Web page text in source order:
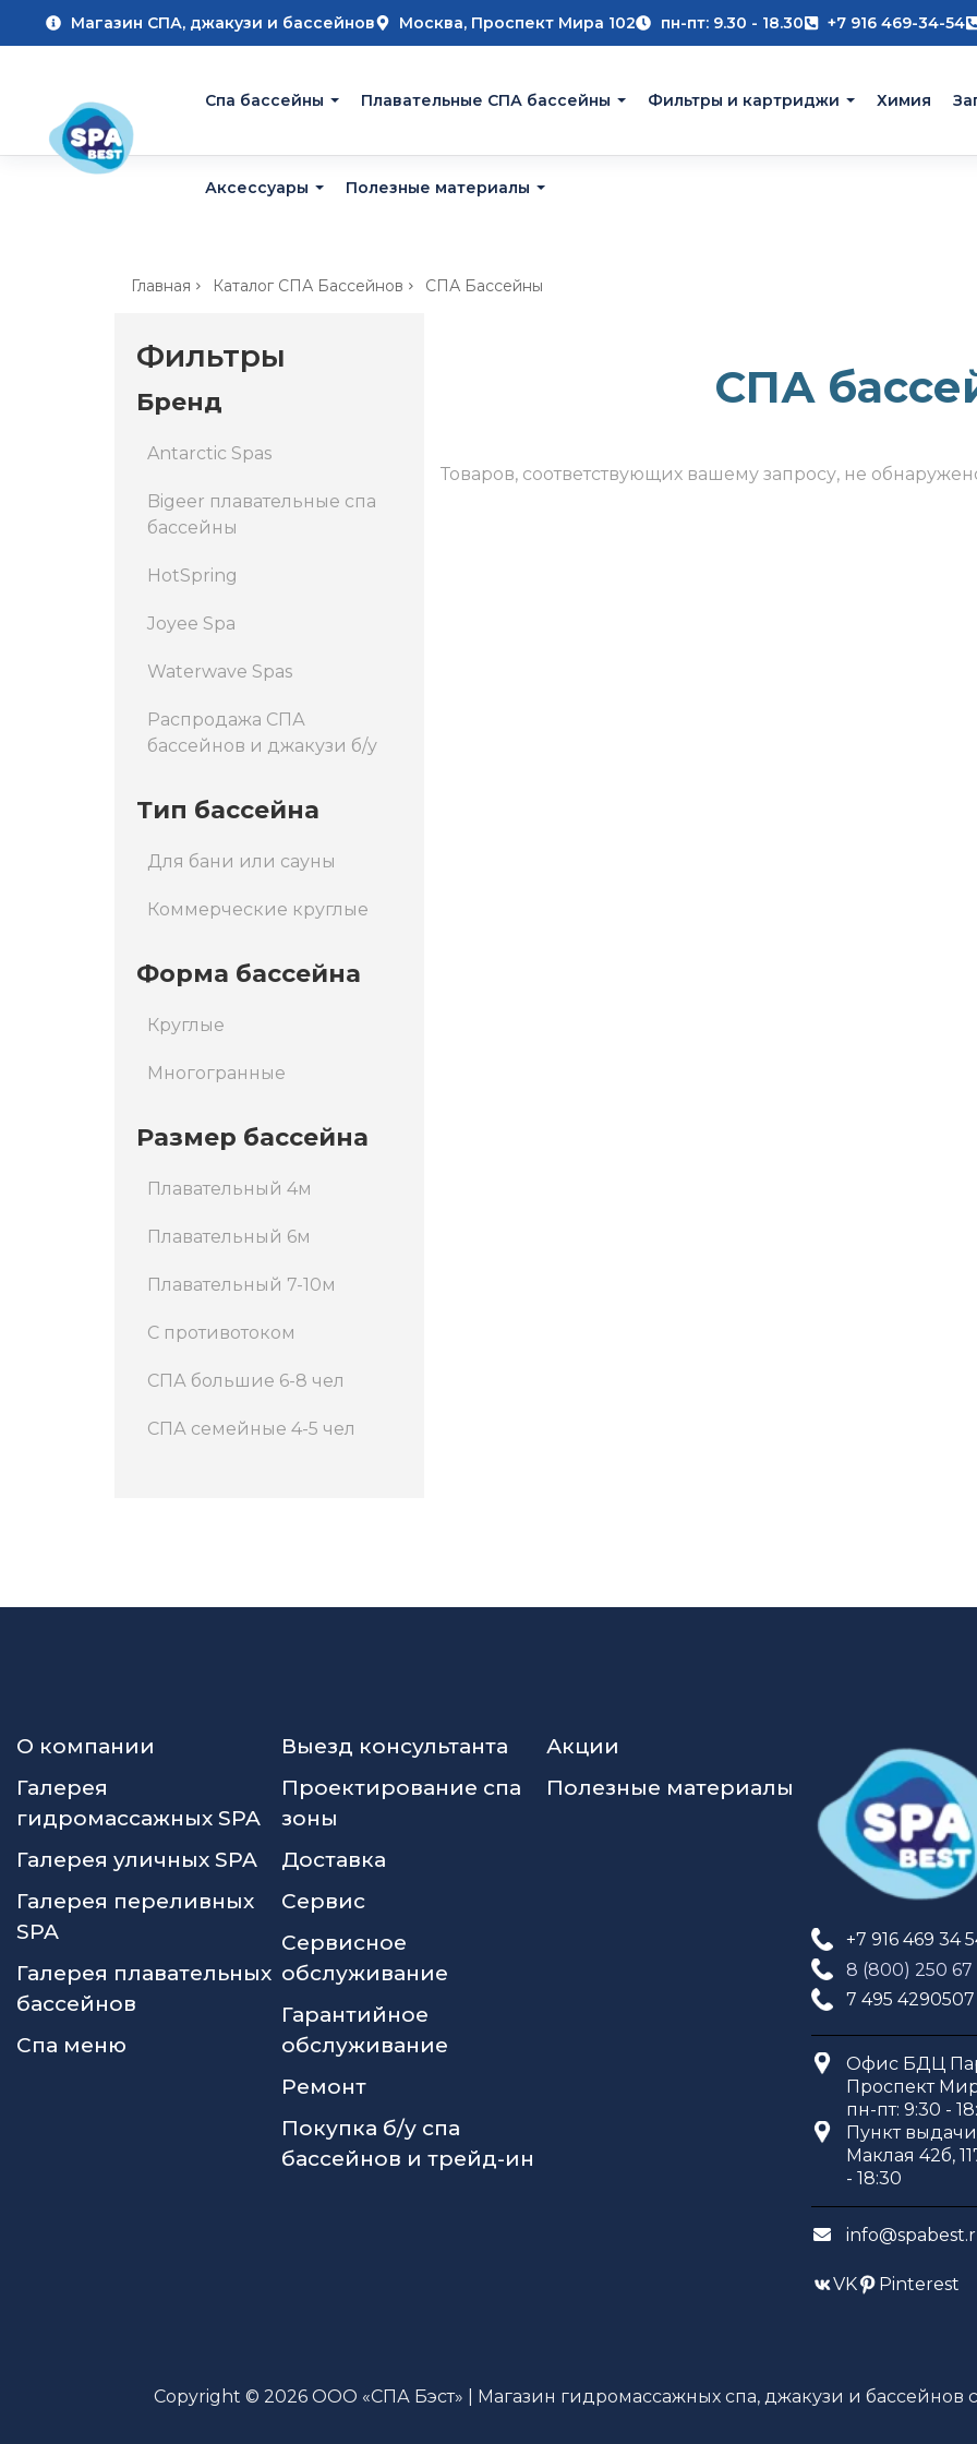
Магазин СПА, джакузи и бассейнов Москва, Проспект Мира 102 пн-пт: 9.30 - 18.30 +7 916 469-34-54
Cпа бассейны Плавательные СПА бассейны Фильтры и картриджи Химия
Аксессуары Полезные материалы
Главная Каталог СПА Бассейнов СПА Бассейны
Фильтры
Бренд
Antarctic Spas
Bigeer плавательные спа
бассейны
HotSpring
Joyee Spa
Waterwave Spas
Распродажа СПА
бассейнов и джакузи б/у
Тип бассейна
Для бани или сауны
Коммерческие круглые
Форма бассейна
Круглые
Многогранные
Размер бассейна
Плавательный 4м
Плавательный 6м
Плавательный 7-10м
С противотоком
СПА большие 6-8 чел
СПА семейные 4-5 чел
СПА
Товаров, соответствующих вашему запросу, не
О компании
Галерея
гидромассажных SPA
Галерея уличных SPA
Галерея переливных
SPA
Галерея плавательных
бассейнов
Спа меню
Выезд консультанта
Проектирование спа
зоны
Доставка
Сервис
Сервисное
обслуживание
Гарантийное
обслуживание
Ремонт
Покупка б/у спа
бассейнов и трейд-ин
Акции
Полезные материалы
+7 916 469 34
8 (800) 250
7 495 4290507
Офис БДЦ
Проспект
пн-пт: 9:30 -
Пункт
Маклая 42б,
- 18:30
VK Pinterest
Copyright © 2026 ООО «СПА Бэст» | Магазин гидромассажных спа, джакузи и